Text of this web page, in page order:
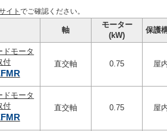
イトでご確認ください。
軸
モーター
(kW)
保護
ドモータ
付
直交軸 0.75 屋
ドモータ
付
直交軸 0.75 屋